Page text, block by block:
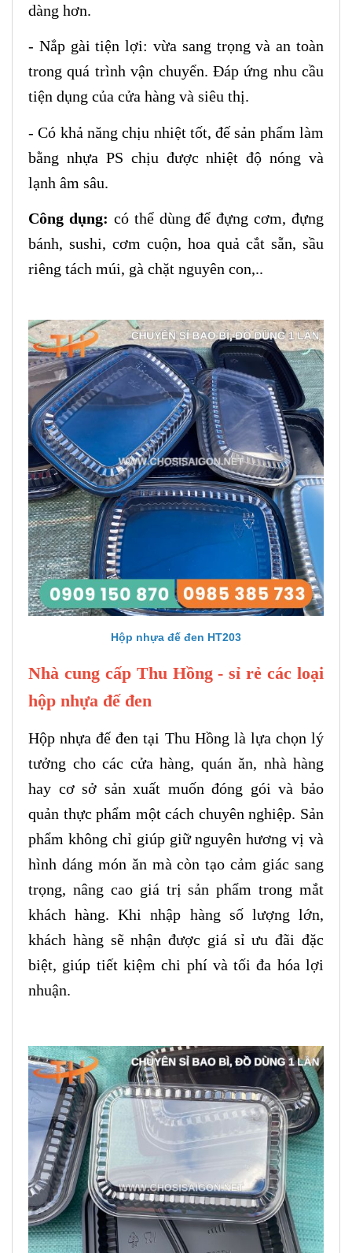
dàng hơn.
- Nắp gài tiện lợi: vừa sang trọng và an toàn
trong quá trình vận chuyển. Đáp ứng nhu cầu
tiện dụng của cửa hàng và siêu thị.
- Có khả năng chịu nhiệt tốt, đế sản phẩm làm
bằng nhựa PS chịu được nhiệt độ nóng và
lạnh âm sâu.
Công dụng: có thể dùng để đựng cơm, đựng
bánh, sushi, cơm cuộn, hoa quả cắt sẵn, sầu
riêng tách múi, gà chặt nguyên con,..
Hộp nhựa đế đen HT203
Nhà cung cấp Thu Hồng - sỉ rẻ các loại
hộp nhựa đế đen
Hộp nhựa đế đen tại Thu Hồng là lựa chọn lý
tưởng cho các cửa hàng, quán ăn, nhà hàng
hay cơ sở sản xuất muốn đóng gói và bảo
quản thực phẩm một cách chuyên nghiệp. Sản
phẩm không chỉ giúp giữ nguyên hương vị và
hình dáng món ăn mà còn tạo cảm giác sang
trọng, nâng cao giá trị sản phẩm trong mắt
khách hàng. Khi nhập hàng số lượng lớn,
khách hàng sẽ nhận được giá sỉ ưu đãi đặc
biệt, giúp tiết kiệm chi phí và tối đa hóa lợi
nhuận.